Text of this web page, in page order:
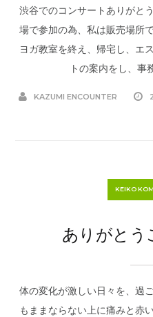
渋谷でのコンサートありがと
場で参加の為、私は販売場所
ヨガ教室を終え、帰宅し、エ
トの案内をし、事
KAZUMI ENCOUNTER
KEIKO
ありがとう
体の変化が激しい日々を、過
もままならない上に痛みと赤